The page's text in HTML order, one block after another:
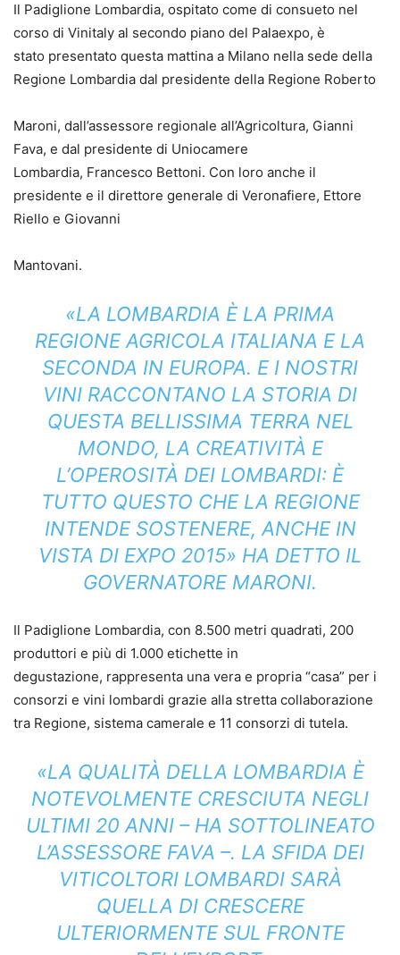
Il Padiglione Lombardia, ospitato come di consueto nel
corso di Vinitaly al secondo piano del Palaexpo, è
stato presentato questa mattina a Milano nella sede della
Regione Lombardia dal presidente della Regione Roberto
Maroni, dall’assessore regionale all’Agricoltura, Gianni
Fava, e dal presidente di Uniocamere
Lombardia, Francesco Bettoni. Con loro anche il
presidente e il direttore generale di Veronafiere, Ettore
Riello e Giovanni
Mantovani.
«LA LOMBARDIA È LA PRIMA
REGIONE AGRICOLA ITALIANA E LA
SECONDA IN EUROPA. E I NOSTRI
VINI RACCONTANO LA STORIA DI
QUESTA BELLISSIMA TERRA NEL
MONDO, LA CREATIVITÀ E
L’OPEROSITÀ DEI LOMBARDI: È
TUTTO QUESTO CHE LA REGIONE
INTENDE SOSTENERE, ANCHE IN
VISTA DI EXPO 2015» HA DETTO IL
GOVERNATORE MARONI.
Il Padiglione Lombardia, con 8.500 metri quadrati, 200
produttori e più di 1.000 etichette in
degustazione, rappresenta una vera e propria “casa” per i
consorzi e vini lombardi grazie alla stretta collaborazione
tra Regione, sistema camerale e 11 consorzi di tutela.
«LA QUALITÀ DELLA LOMBARDIA È
NOTEVOLMENTE CRESCIUTA NEGLI
ULTIMI 20 ANNI – HA SOTTOLINEATO
L’ASSESSORE FAVA –. LA SFIDA DEI
VITICOLTORI LOMBARDI SARÀ
QUELLA DI CRESCERE
ULTERIORMENTE SUL FRONTE